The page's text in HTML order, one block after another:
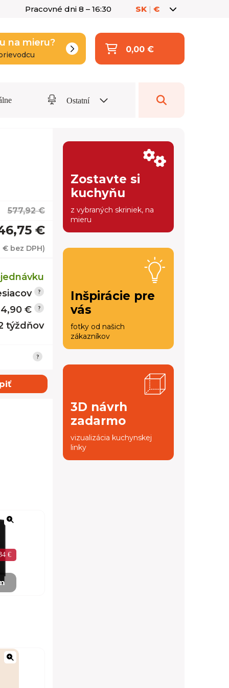
Pracovné dni 8 – 16:30 SK | €
na mieru?
0,00 €
Ostatní
577,92 €
€
€ bez DPH)
€
týždňov
€
Zostavte si
kuchyňu
z vybraných skriniek, na
mieru
Inšpirácie pre
vás
fotky od našich
zákazníkov
3D návrh
zadarmo
vizualizácia kuchynskej
linky